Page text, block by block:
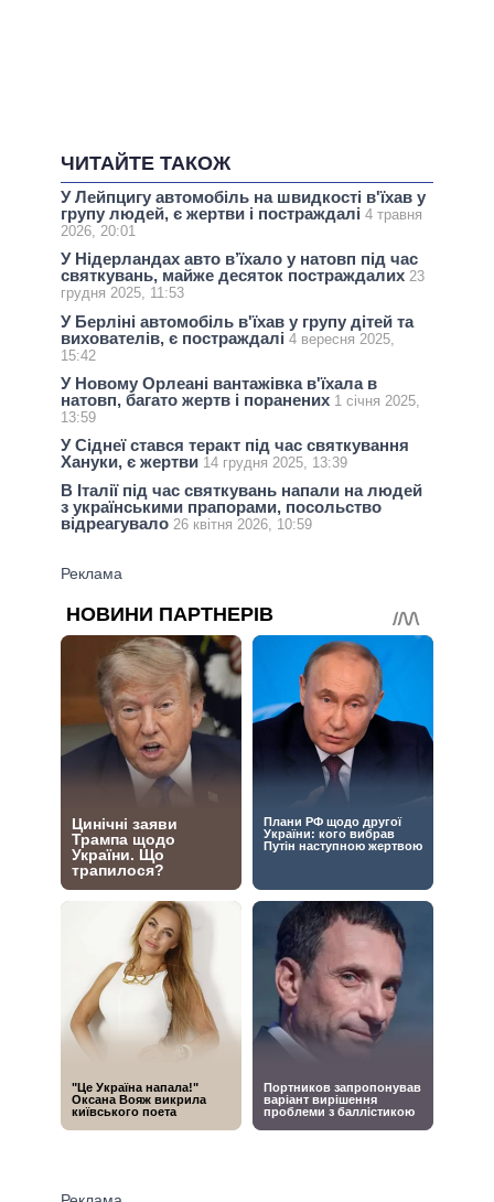
ЧИТАЙТЕ ТАКОЖ
У Лейпцигу автомобіль на швидкості в'їхав у
групу людей, є жертви і постраждалі 4 травня
2026, 20:01
У Нідерландах авто в’їхало у натовп під час
святкувань, майже десяток постраждалих 23
грудня 2025, 11:53
У Берліні автомобіль в'їхав у групу дітей та
вихователів, є постраждалі 4 вересня 2025,
15:42
У Новому Орлеані вантажівка в'їхала в
натовп, багато жертв і поранених 1 січня 2025,
13:59
У Сіднеї стався теракт під час святкування
Хануки, є жертви 14 грудня 2025, 13:39
В Італії під час святкувань напали на людей
з українськими прапорами, посольство
відреагувало 26 квітня 2026, 10:59